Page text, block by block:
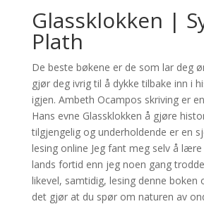
Glassklokken |
Plath
De beste bøkene er de som lar deg
gjør deg ivrig til å dykke tilbake inn i
igjen. Ambeth Ocampos skriving er
Hans evne Glassklokken å gjøre
tilgjengelig og underholdende er en
lesing online Jeg fant meg selv å
lands fortid enn jeg noen gang
likevel, samtidig, lesing denne boken
det gjør at du spør om naturen av